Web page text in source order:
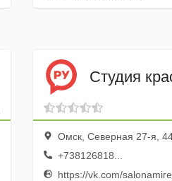
Студия
Омск, Северная 27-я,
+738126818...
https://vk.com/